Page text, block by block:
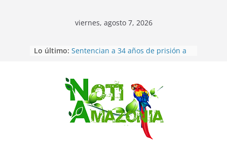
Saltar
viernes, agosto 7, 2026
Lo último: Ecuador: dos jóvenes de 22 años
Sentencian a 34 años de prisión a
implicados en caso de Alison,
oriunda de Tena
Vozinha, el arquero sensación de
cabo Verde, ya llegó para
incorporarse a Colo Colo de Chile
Pastaza: la parroquia Diez de